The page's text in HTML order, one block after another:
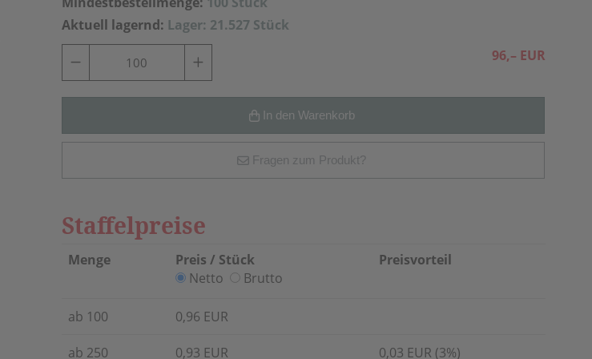
Aktuell lagernd: Lager: 21.527 Stück
96,– EUR
In den Warenkorb
Fragen zum Produkt?
Staffelpreise
Menge
Preis / Stück
Netto
Brutto
Preisvorteil
ab 100 0,96 EUR
ab 250 0,93 EUR 0,03 EUR (3%)